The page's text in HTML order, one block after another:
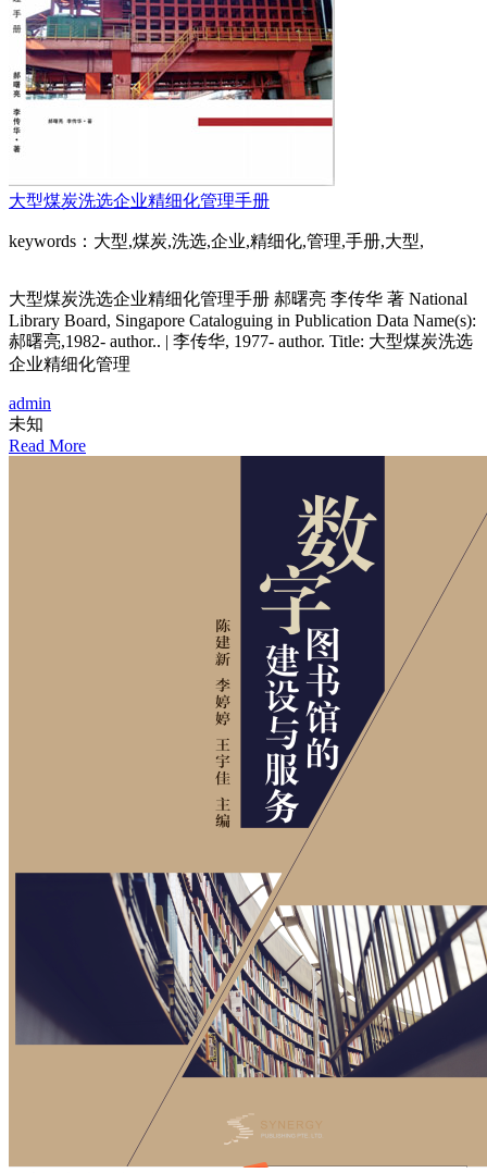
大型煤炭洗选企业精细化管理手册
keywords：大型,煤炭,洗选,企业,精细化,管理,手册,大型,
大型煤炭洗选企业精细化管理手册 郝曙亮 李传华 著 National
Library Board, Singapore Cataloguing in Publication Data Name(s):
郝曙亮,1982- author.. | 李传华, 1977- author. Title: 大型煤炭洗选
企业精细化管理
admin
未知
Read More